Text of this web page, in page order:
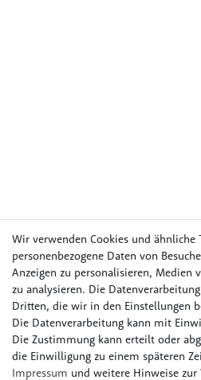
Wir verwenden Cookies und
personenbezogene Daten von
Anzeigen zu personalisieren,
zu analysieren. Die
Dritten, die wir in den Einstellungen
Die Datenverarbeitung kann mit
Die Zustimmung kann erteilt oder
die Einwilligung zu einem späteren
Impressum und weitere Hinweise